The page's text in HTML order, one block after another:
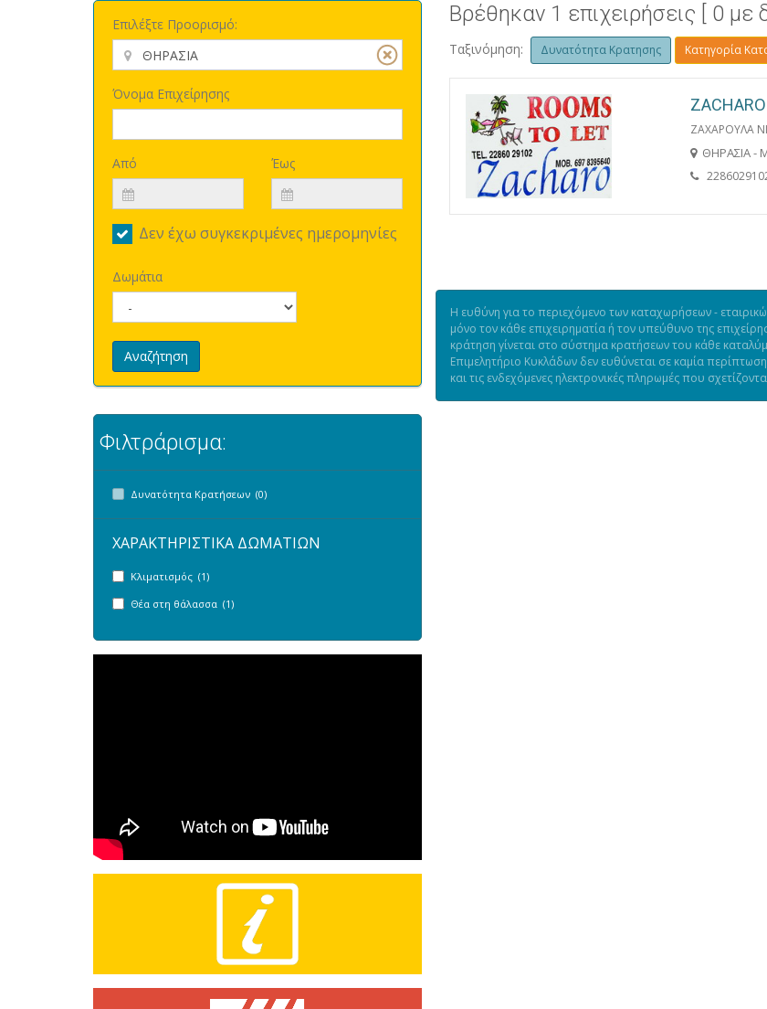
Επιλέξτε Προορισμό:
Όνομα Επιχείρησης
Από Έως
Δεν έχω συγκεκριμένες ημερομηνίες
Δωμάτια
Αναζήτηση
Φιλτράρισμα:
Δυνατότητα Κρατήσεων (0)
ΧΑΡΑΚΤΗΡΙΣΤΙΚΑ ΔΩΜΑΤΙΩΝ
Κλιματισμός (1)
Θέα στη θάλασσα (1)
Βρέθηκαν 1 επιχειρήσεις [ 0 με
Ταξινόμηση: Δυνατότητα Κρατησης Κατηγορία
ΖΑΧΑΡΟΥΛΑ
ΘΗΡΑΣΙΑ -
Η ευθύνη για το περιεχόμενο των καταχωρήσεων -
μόνο τον κάθε επιχειρηματία ή τον υπεύθυνο της
κράτηση γίνεται στο σύστημα κρατήσεων του κάθε
Επιμελητήριο Κυκλάδων δεν ευθύνεται σε καμία
και τις ενδεχόμενες ηλεκτρονικές πληρωμές που